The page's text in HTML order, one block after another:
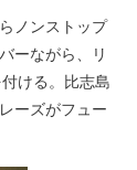
ノンストップ
ーながら、リ
ける。比志島
ーズがフュー